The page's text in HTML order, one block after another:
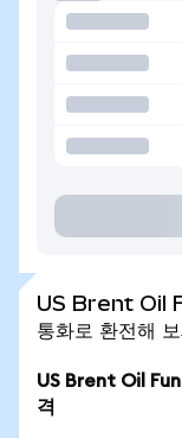
US Brent Oil
통화로 환전해
US Brent Oil
격